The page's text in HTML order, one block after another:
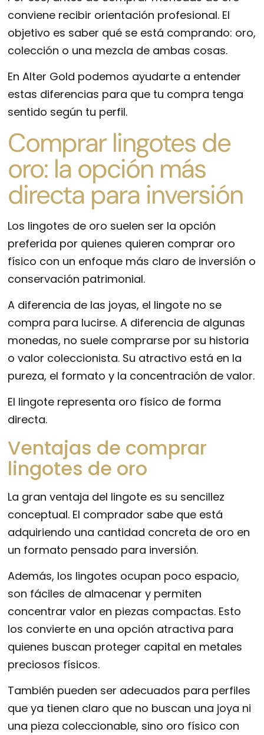
conviene recibir orientación profesional. El
objetivo es saber qué se está comprando: oro,
colección o una mezcla de ambas cosas.
En Alter Gold podemos ayudarte a entender
estas diferencias para que tu compra tenga
sentido según tu perfil.
Comprar lingotes de
oro: la opción más
directa para inversión
Los lingotes de oro suelen ser la opción
preferida por quienes quieren comprar oro
físico con un enfoque más claro de inversión o
conservación patrimonial.
A diferencia de las joyas, el lingote no se
compra para lucirse. A diferencia de algunas
monedas, no suele comprarse por su historia
o valor coleccionista. Su atractivo está en la
pureza, el formato y la concentración de valor.
El lingote representa oro físico de forma
directa.
Ventajas de comprar
lingotes de oro
La gran ventaja del lingote es su sencillez
conceptual. El comprador sabe que está
adquiriendo una cantidad concreta de oro en
un formato pensado para inversión.
Además, los lingotes ocupan poco espacio,
son fáciles de almacenar y permiten
concentrar valor en piezas compactas. Esto
los convierte en una opción atractiva para
quienes buscan proteger capital en metales
preciosos físicos.
También pueden ser adecuados para perfiles
que ya tienen claro que no buscan una joya ni
una pieza coleccionable, sino oro físico con